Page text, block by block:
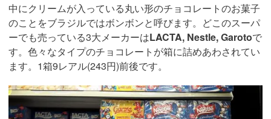
中にクリームが入っている丸い形のチョコレートのお菓子
のことをブラジルではボンボンと呼びます。どこのスーパ
ーでも売っている3大メーカーはLACTA, Nestle, Garotoで
す。色々なタイプのチョコレートが箱に詰めあわされてい
ます。1箱9レアル(243円)前後です。